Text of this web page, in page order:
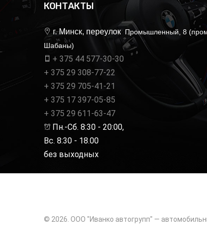
КОНТАКТЫ
г. Минск, переулок Промышленный, 8
Шабаны)
+ 375 44 577-30-30
+ 375 29 308-77-22
+ 375 29 705-41-21
+ 375 17 397-05-85
+ 375 29 611-63-47
Пн.-Сб. 8:30 - 20:00,
Вс. 8:30 - 18.00
без выходных
© 2026. ООО "Иванко автогрупп" —